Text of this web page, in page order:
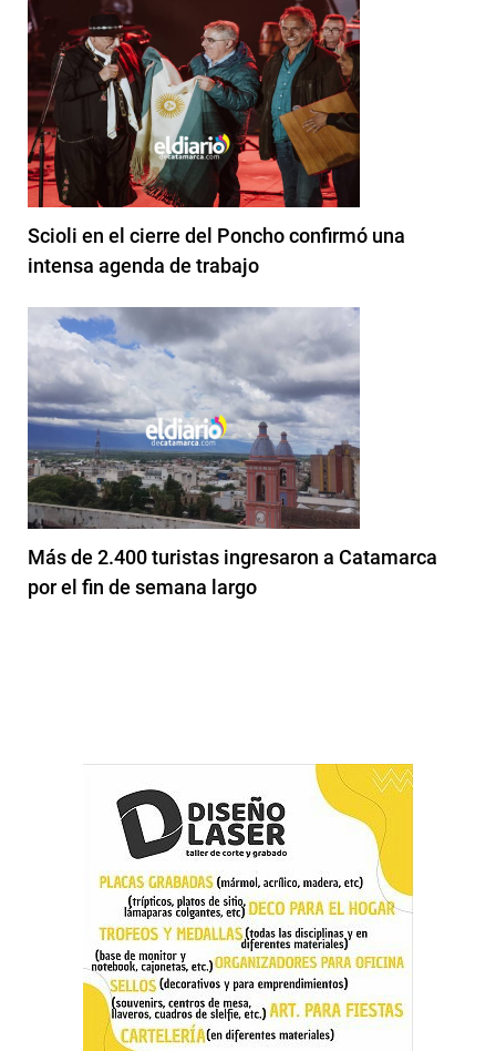
Scioli en el cierre del Poncho confirmó una
intensa agenda de trabajo
Más de 2.400 turistas ingresaron a Catamarca
por el fin de semana largo